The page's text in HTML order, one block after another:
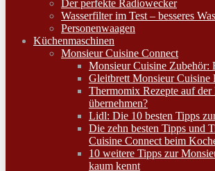
Der perfekte Radiowecker
Wasserfilter im Test – besseres
Personenwaagen
Küchenmaschinen
Monsieur Cuisine Connect
Monsieur Cuisine Zubehör:
Gleitbrett Monsieur Cuisine
Thermomix Rezepte auf
übernehmen?
Lidl: Die 10 besten Tipps
Die zehn besten Tipps und
Cuisine Connect beim
10 weitere Tipps zur
kaum kennt